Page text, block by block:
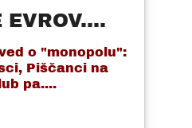
o "monopolu":
Piščanci na
pa....